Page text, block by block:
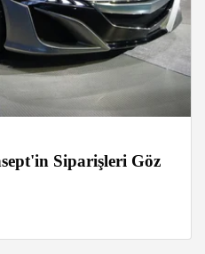
Siparişleri Göz